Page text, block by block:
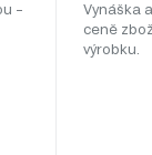
–
Vynáška
ceně
výrobku.